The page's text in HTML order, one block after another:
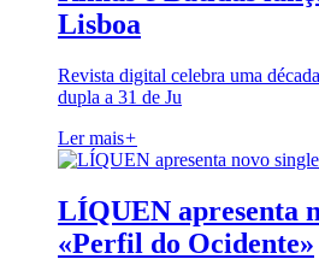
Lisboa
Revista digital celebra uma
dupla a 31 de Ju
Ler mais+
LÍQUEN apresenta
«Perfil do Ocidente»